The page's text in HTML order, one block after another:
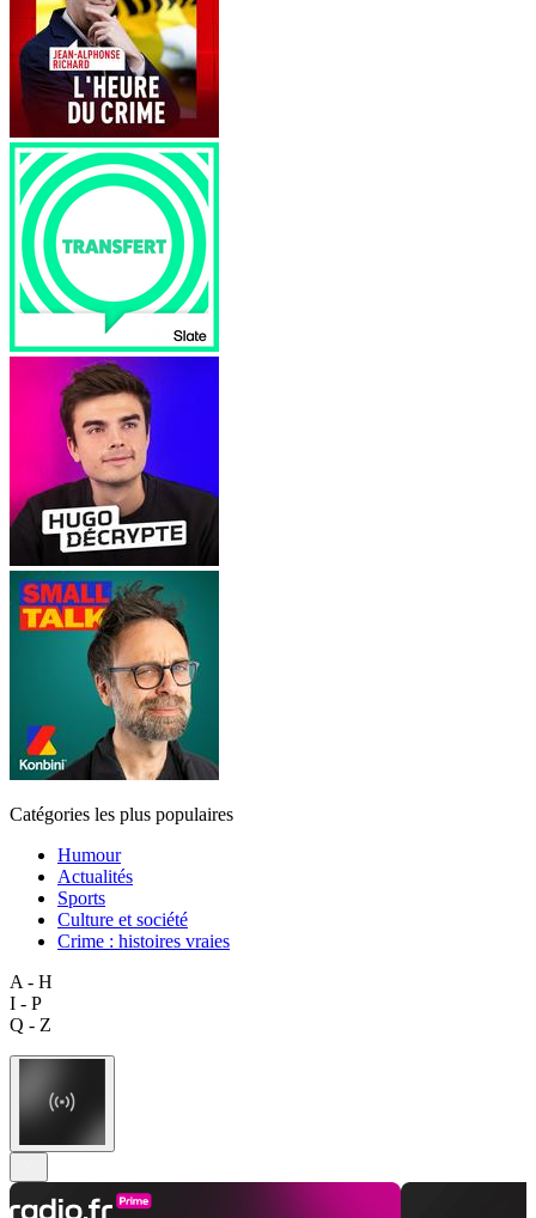
Catégories les plus populaires
Humour
Actualités
Sports
Culture et société
Crime : histoires vraies
A - H
I - P
Q - Z